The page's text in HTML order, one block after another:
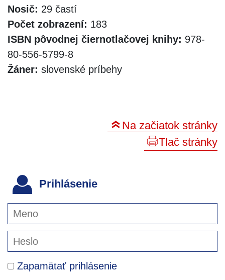
Nosič: 29 častí
Počet zobrazení: 183
ISBN pôvodnej čiernotlačovej knihy: 978-
80-556-5799-8
Žáner: slovenské príbehy
Na začiatok stránky
Tlač stránky
Prihlásenie
Zapamätať prihlásenie